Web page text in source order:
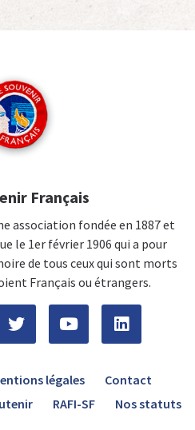
Français
association fondée en 1887 et
le 1er février 1906 qui a pour
de tous ceux qui sont morts
Français ou étrangers.
légales
Contact
RAFI-SF Nos statuts